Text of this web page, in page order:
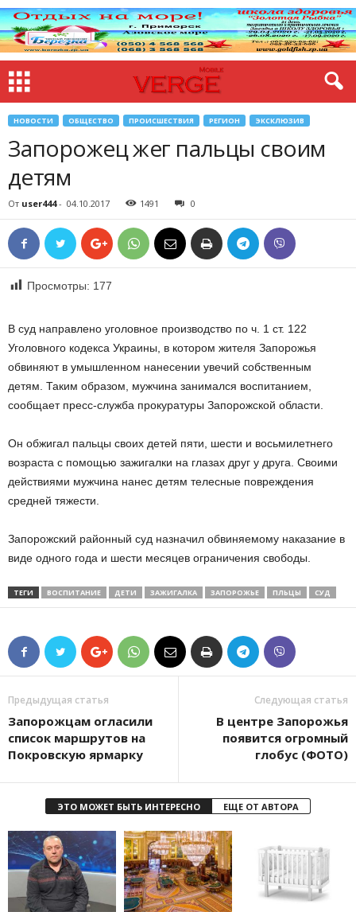
НОВОСТИ ОБЩЕСТВО ПРОИСШЕСТВИЯ РЕГИОН ЭКСКЛЮЗИВ
Запорожец жег пальцы своим
детям
От user444- 04.10.2017 1491 0
Просмотры: 177
В суд направлено уголовное производство по ч. 1 ст. 122
Уголовного кодекса Украины, в котором жителя Запорожья
обвиняют в умышленном нанесении увечий собственным
детям. Таким образом, мужчина занимался воспитанием,
сообщает пресс-служба прокуратуры Запорожской области.
Он обжигал пальцы своих детей пяти, шести и восьмилетнего
возраста с помощью зажигалки на глазах друг у друга. Своими
действиями мужчина нанес детям телесные повреждения
средней тяжести.
Запорожский районный суд назначил обвиняемому наказание в
виде одного года и шести месяцев ограничения свободы.
ТЕГИ ВОСПИТАНИЕ ДЕТИ ЗАЖИГАЛКА ЗАПОРОЖЬЕ ПЛЬЦЫ СУД
Предыдущая статья
Запорожцам огласили
список маршрутов на
Покровскую ярмарку
Следующая статья
В центре Запорожья
появится огромный
глобус (ФОТО)
ЭТО МОЖЕТ БЫТЬ ИНТЕРЕСНО ЕЩЕ ОТ АВТОРА